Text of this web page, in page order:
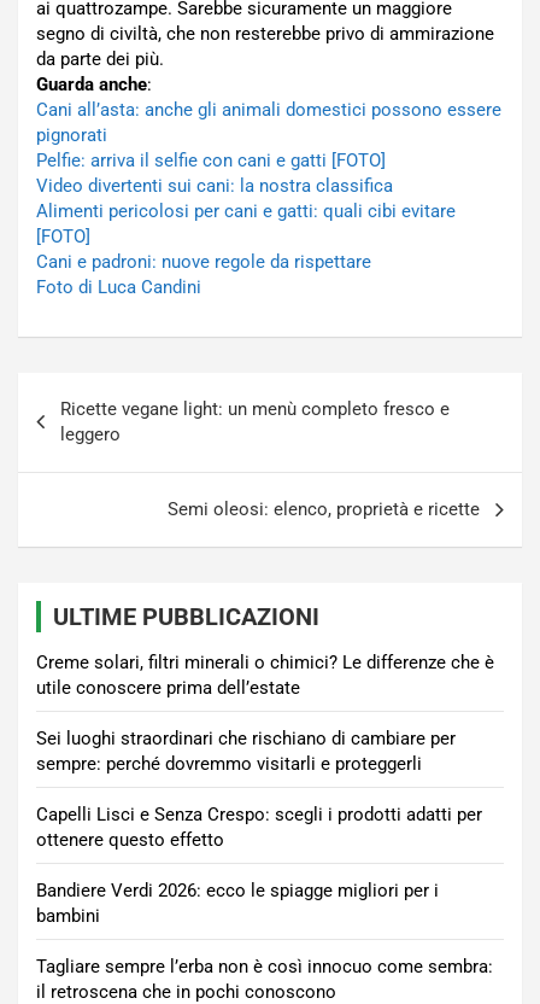
ai quattrozampe. Sarebbe sicuramente un maggiore
segno di civiltà, che non resterebbe privo di ammirazione
da parte dei più.
Guarda anche:
Cani all’asta: anche gli animali domestici possono essere
pignorati
Pelfie: arriva il selfie con cani e gatti [FOTO]
Video divertenti sui cani: la nostra classifica
Alimenti pericolosi per cani e gatti: quali cibi evitare
[FOTO]
Cani e padroni: nuove regole da rispettare
Foto di Luca Candini
articoli
Ricette vegane light: un menù completo fresco e
leggero
Semi oleosi: elenco, proprietà e ricette
ULTIME PUBBLICAZIONI
Creme solari, filtri minerali o chimici? Le differenze che è
utile conoscere prima dell’estate
Sei luoghi straordinari che rischiano di cambiare per
sempre: perché dovremmo visitarli e proteggerli
Capelli Lisci e Senza Crespo: scegli i prodotti adatti per
ottenere questo effetto
Bandiere Verdi 2026: ecco le spiagge migliori per i
bambini
Tagliare sempre l’erba non è così innocuo come sembra:
il retroscena che in pochi conoscono